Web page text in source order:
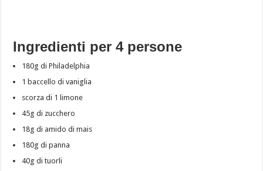
Ingredienti per 4 persone
180g di Philadelphia
1 baccello di vaniglia
scorza di 1 limone
45g di zucchero
18g di amido di mais
180g di panna
40g di tuorli